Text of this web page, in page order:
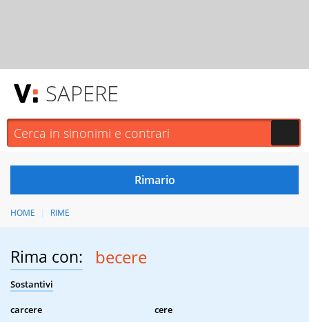
SAPERE
HOME RIME
Rima con: becere
Sostantivi
carcere
cere